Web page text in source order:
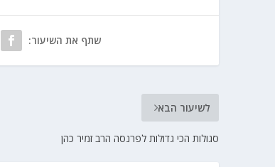
שתף את השיעור:
לשיעור הבא
סגולות הכי גדולות לפרנסה הרב זמיר כהן